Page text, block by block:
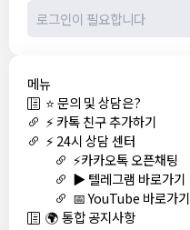
메뉴
⭐ 문의 및 상담은?
⚡ 카톡 친구 추가하기
⚡ 24시 상담 센터
⚡카카오톡 오픈채팅
▶️ 텔레그램 바로가기
📅 YouTube 바로가기
🌍 통합 공지사항